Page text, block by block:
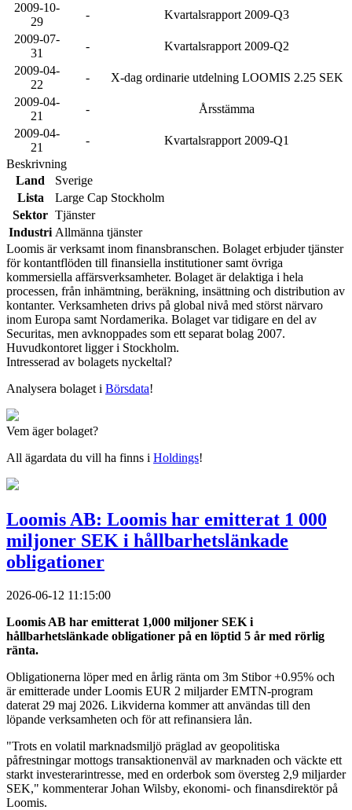
2009-10-
29
-
Kvartalsrapport 2009-Q3
2009-07-
31
-
Kvartalsrapport 2009-Q2
2009-04-
22
-
X-dag ordinarie utdelning LOOMIS 2.25 SEK
2009-04-
21
-
Årsstämma
2009-04-
21
-
Kvartalsrapport 2009-Q1
Beskrivning
Land
Sverige
Lista
Large Cap Stockholm
Sektor Tjänster
Industri Allmänna tjänster
Loomis är verksamt inom finansbranschen. Bolaget erbjuder tjänster
för kontantflöden till finansiella institutioner samt övriga
kommersiella affärsverksamheter. Bolaget är delaktiga i hela
processen, från inhämtning, beräkning, insättning och distribution av
kontanter. Verksamheten drivs på global nivå med störst närvaro
inom Europa samt Nordamerika. Bolaget var tidigare en del av
Securitas, men avknoppades som ett separat bolag 2007.
Huvudkontoret ligger i Stockholm.
Intresserad av bolagets nyckeltal?
Analysera bolaget i Börsdata!
Vem äger bolaget?
All ägardata du vill ha finns i Holdings!
Loomis AB: Loomis har emitterat 1 000
miljoner SEK i hållbarhetslänkade
obligationer
2026-06-12 11:15:00
Loomis AB har emitterat 1,000 miljoner SEK i
hållbarhetslänkade obligationer på en löptid 5 år med rörlig
ränta.
Obligationerna löper med en årlig ränta om 3m Stibor +0.95% och
är emitterade under Loomis EUR 2 miljarder EMTN-program
daterat 29 maj 2026. Likviderna kommer att användas till den
löpande verksamheten och för att refinansiera lån.
"Trots en volatil marknadsmiljö präglad av geopolitiska
påfrestningar mottogs transaktionenväl av marknaden och väckte ett
starkt investerarintresse, med en orderbok som översteg 2,9 miljarder
SEK," kommenterar Johan Wilsby, ekonomi- och finansdirektör på
Loomis.